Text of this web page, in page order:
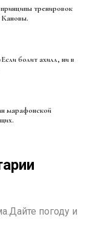
Кановы.
погоду и